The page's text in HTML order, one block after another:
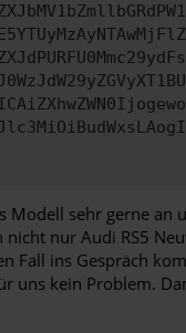
sehr gerne
nur Audi RS5
Fall ins Gespräch
uns kein Problem.